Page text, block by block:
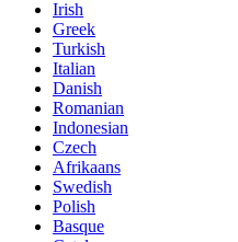
Irish
Greek
Turkish
Italian
Danish
Romanian
Indonesian
Czech
Afrikaans
Swedish
Polish
Basque